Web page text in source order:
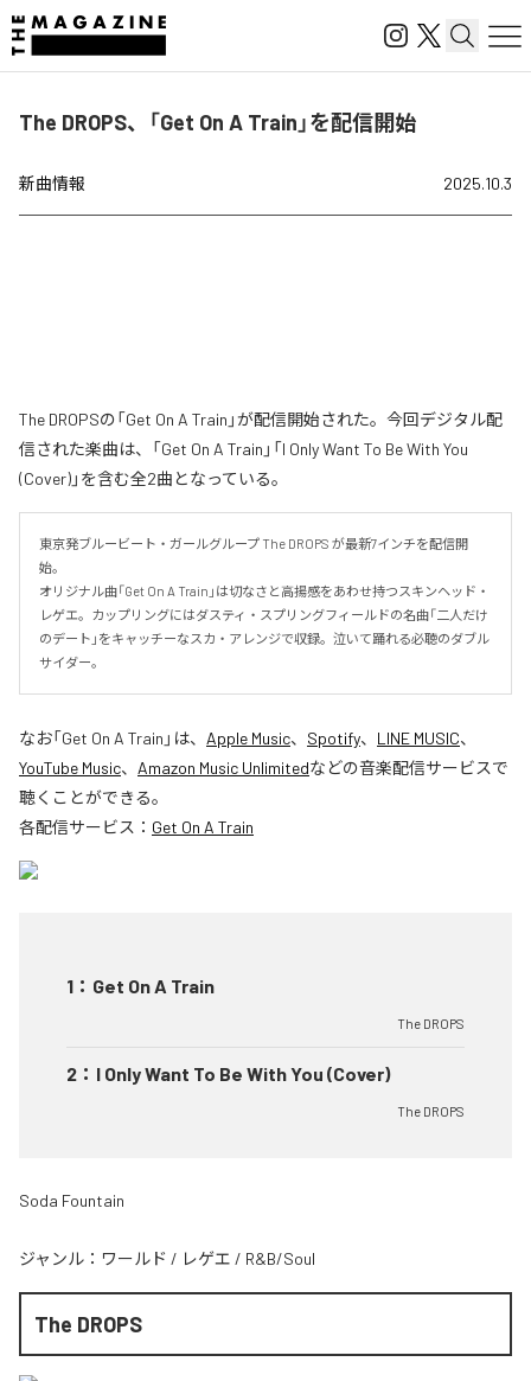
The DROPS、「Get On A Train」を配信開始
新曲情報 2025.10.3
The DROPSの「Get On A Train」が配信開始された。今回デジタル配
信された楽曲は、「Get On A Train」「I Only Want To Be With You
(Cover)」を含む全2曲となっている。
東京発ブルービート・ガールグループ The DROPS が最新7インチを配信開
始。
オリジナル曲「Get On A Train」は切なさと高揚感をあわせ持つスキンヘッド・
レゲエ。カップリングにはダスティ・スプリングフィールドの名曲「二人だけ
のデート」をキャッチーなスカ・アレンジで収録。泣いて踊れる必聴のダブル
サイダー。
なお「Get On A Train 」は、 Apple Music、 Spotify、 LINE MUSIC、
YouTube Music、 Amazon Music Unlimitedなどの音楽配信サービスで
聴くことができる。
各配信サービス： Get On A Train
1 ： Get On A Train
The DROPS
2 ： I Only Want To Be With You (Cover)
The DROPS
Soda Fountain
ジャンル： ワールド / レゲエ / R&B/Soul
The DROPS